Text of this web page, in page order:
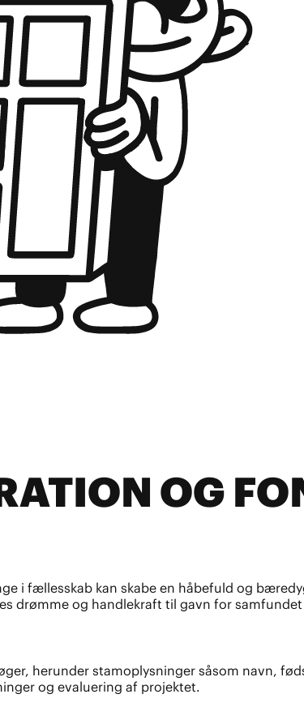
OG
i fællesskab kan skabe en håbefuld og
drømme og handlekraft til gavn for
herunder stamoplysninger såsom navn,
og evaluering af projektet.